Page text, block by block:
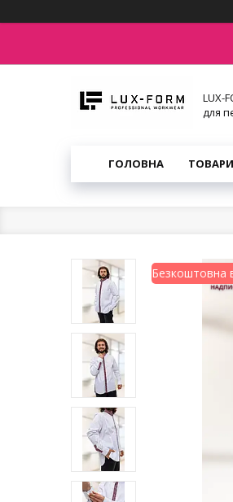
LUX-
для
ГОЛОВНА
Безкоштовна